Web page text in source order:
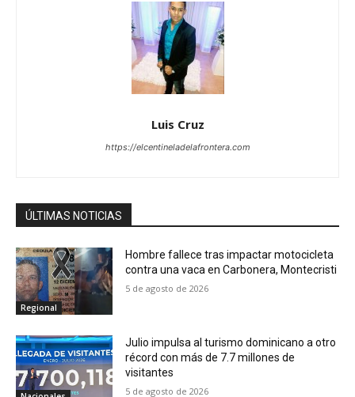
Luis Cruz
https://elcentineladelafrontera.com
ÚLTIMAS NOTICIAS
Regional
Hombre fallece tras impactar motocicleta
contra una vaca en Carbonera, Montecristi
5 de agosto de 2026
Julio impulsa al turismo dominicano a otro
récord con más de 7.7 millones de
visitantes
5 de agosto de 2026